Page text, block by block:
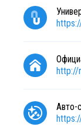
http://
Авто-